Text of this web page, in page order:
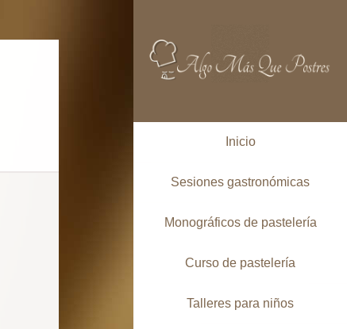
Inicio
Sesiones gastronómicas
Monográficos de pastelería
Curso de pastelería
Talleres para niños